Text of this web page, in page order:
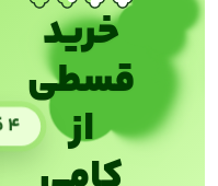
خرید
قسطی
از ۴ قسط